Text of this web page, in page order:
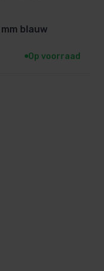
blauw
Op voorraad